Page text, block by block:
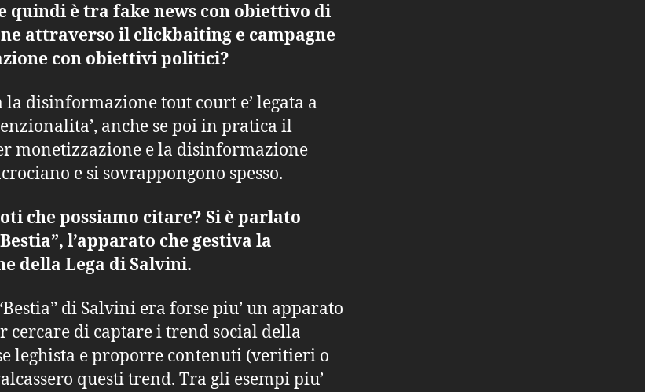
quindi è tra fake news con obiettivo di
attraverso il clickbaiting e campagne
con obiettivi politici?
la disinformazione tout court e’ legata a
anche se poi in pratica il
monetizzazione e la disinformazione
e si sovrappongono spesso.
che possiamo citare? Si è parlato
l’apparato che gestiva la
della Lega di Salvini.
di Salvini era forse piu’ un apparato
cercare di captare i trend social della
leghista e proporre contenuti (veritieri o
questi trend. Tra gli esempi piu’